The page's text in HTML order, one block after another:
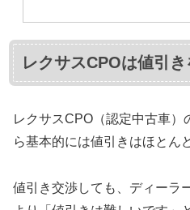
レクサスCPOは値引
レクサスCPO（認定中古車）
ら基本的には値引きはほとん
値引き交渉しても、ディーラ